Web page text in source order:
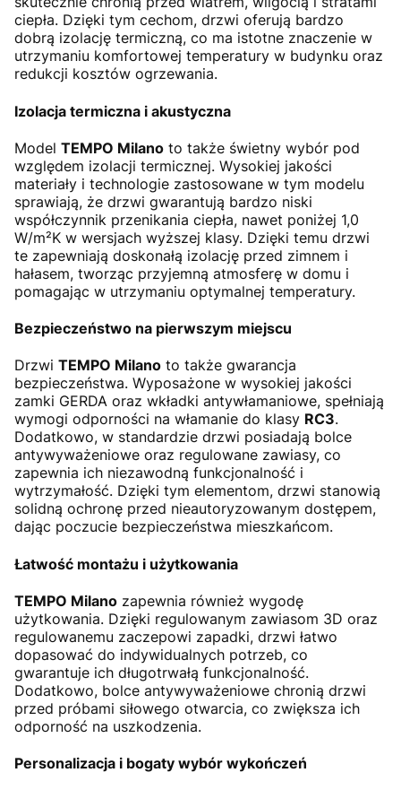
ciepła. Dzięki tym cechom, drzwi oferują bardzo
dobrą izolację termiczną, co ma istotne znaczenie w
utrzymaniu komfortowej temperatury w budynku oraz
redukcji kosztów ogrzewania.
Izolacja termiczna i akustyczna
Model TEMPO Milano to także świetny wybór pod
względem izolacji termicznej. Wysokiej jakości
materiały i technologie zastosowane w tym modelu
sprawiają, że drzwi gwarantują bardzo niski
współczynnik przenikania ciepła, nawet poniżej 1,0
W/m²K w wersjach wyższej klasy. Dzięki temu drzwi
te zapewniają doskonałą izolację przed zimnem i
hałasem, tworząc przyjemną atmosferę w domu i
pomagając w utrzymaniu optymalnej temperatury.
Bezpieczeństwo na pierwszym miejscu
Drzwi TEMPO Milano to także gwarancja
bezpieczeństwa. Wyposażone w wysokiej jakości
zamki GERDA oraz wkładki antywłamaniowe, spełniają
wymogi odporności na włamanie do klasy RC3.
Dodatkowo, w standardzie drzwi posiadają bolce
antywyważeniowe oraz regulowane zawiasy, co
zapewnia ich niezawodną funkcjonalność i
wytrzymałość. Dzięki tym elementom, drzwi stanowią
solidną ochronę przed nieautoryzowanym dostępem,
dając poczucie bezpieczeństwa mieszkańcom.
Łatwość montażu i użytkowania
TEMPO Milano zapewnia również wygodę
użytkowania. Dzięki regulowanym zawiasom 3D oraz
regulowanemu zaczepowi zapadki, drzwi łatwo
dopasować do indywidualnych potrzeb, co
gwarantuje ich długotrwałą funkcjonalność.
Dodatkowo, bolce antywyważeniowe chronią drzwi
przed próbami siłowego otwarcia, co zwiększa ich
odporność na uszkodzenia.
Personalizacja i bogaty wybór wykończeń